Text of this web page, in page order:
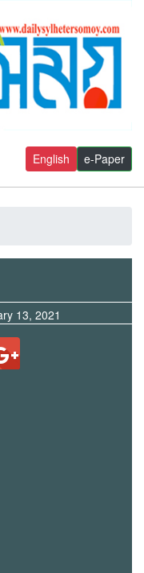
e-Paper
English
13, 2021